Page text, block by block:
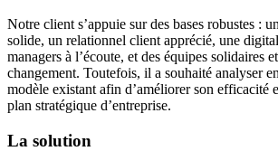
Notre client s’appuie sur des bases robustes :
solide, un relationnel client apprécié, une
managers à l’écoute, et des équipes solidaires
changement. Toutefois, il a souhaité analyser
modèle existant afin d’améliorer son efficacité
plan stratégique d’entreprise.
La solution